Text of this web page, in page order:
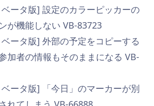
ータ版] 設定のカラーピッカーの
が機能しない VB-83723
ータ版] 外部の予定をコピーする
加者の情報もそのままになる VB-
ータ版] 「今日」のマーカーが別